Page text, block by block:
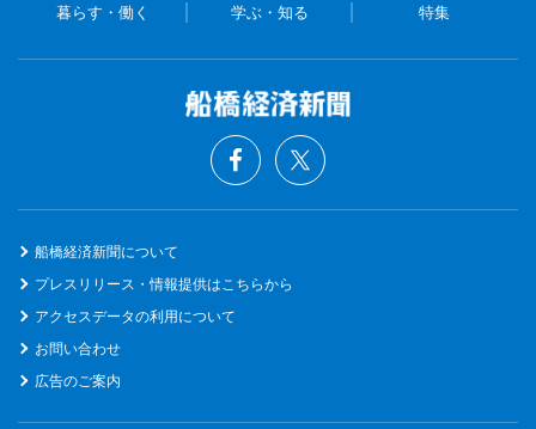
暮らす・働く 学ぶ・知る 特集
船橋経済新聞について
プレスリリース・情報提供はこちらから
アクセスデータの利用について
お問い合わせ
広告のご案内